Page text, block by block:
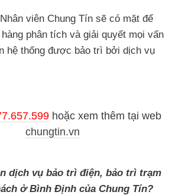
viên Chung Tín sẽ có mặt để
phân tích và giải quyết mọi vấn
hệ thống được bảo trì bởi dịch vụ
hoặc xem thêm tại web
chungtin.vn
dịch vụ bảo trì điện, bảo trì trạm
ở Bình Định của Chung Tín?